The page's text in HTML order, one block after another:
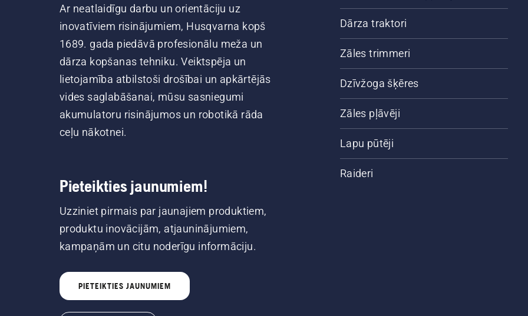
Ar neatlaidīgu darbu un orientāciju uz
inovatīviem risinājumiem, Husqvarna kopš
1689. gada piedāvā profesionālu meža un
dārza kopšanas tehniku. Veiktspēja un
lietojamība atbilstoši drošībai un apkārtējās
vides saglabāšanai, mūsu sasniegumi
akumulatoru risinājumos un robotikā rāda
ceļu nākotnei.
Pieteikties jaunumiem!
Uzziniet pirmais par jaunajiem produktiem,
produktu inovācijām, atjauninājumiem,
kampaņām un citu noderīgu informāciju.
PIETEIKTIES JAUNUMIEM
Dārza traktori
Zāles trimmeri
Dzīvžoga šķēres
Zāles pļāvēji
Lapu pūtēji
Raideri